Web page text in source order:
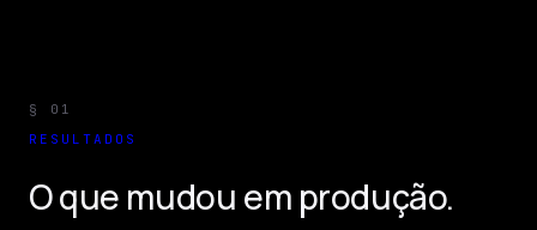
§ 01
RESULTADOS
O que mudou em produção.